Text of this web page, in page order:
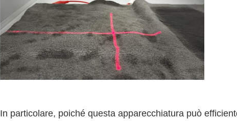
In particolare, poiché questa apparecchiatura può